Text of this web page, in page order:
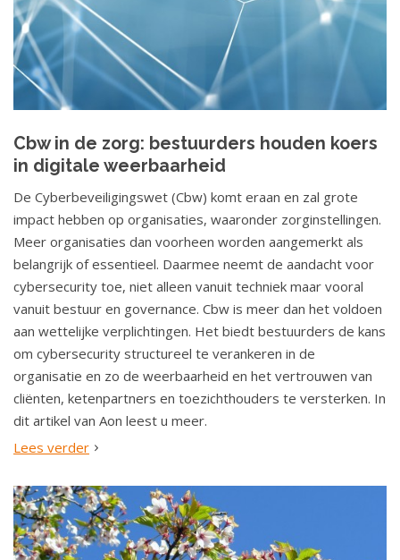
Cbw in de zorg: bestuurders houden koers
in digitale weerbaarheid
De Cyberbeveiligingswet (Cbw) komt eraan en zal grote
impact hebben op organisaties, waaronder zorginstellingen.
Meer organisaties dan voorheen worden aangemerkt als
belangrijk of essentieel. Daarmee neemt de aandacht voor
cybersecurity toe, niet alleen vanuit techniek maar vooral
vanuit bestuur en governance. Cbw is meer dan het voldoen
aan wettelijke verplichtingen. Het biedt bestuurders de kans
om cybersecurity structureel te verankeren in de
organisatie en zo de weerbaarheid en het vertrouwen van
cliënten, ketenpartners en toezichthouders te versterken. In
dit artikel van Aon leest u meer.
Lees verder